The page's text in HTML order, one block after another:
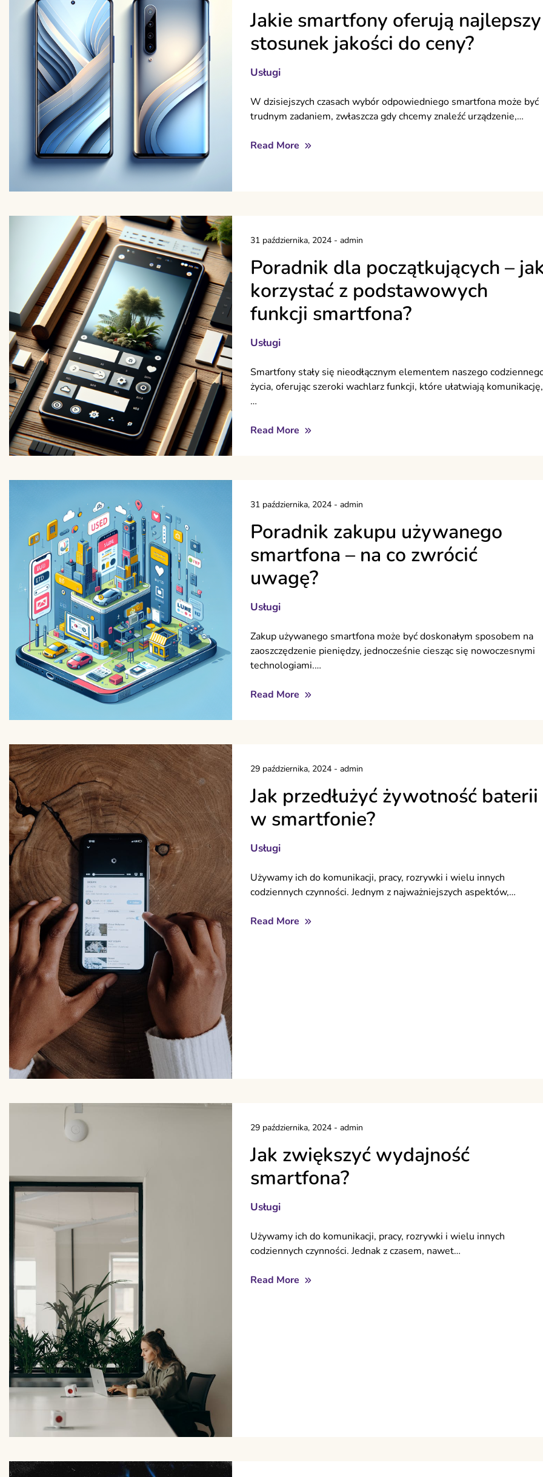
Jakie smartfony oferują najlepszy
stosunek jakości do ceny?
Usługi
W dzisiejszych czasach wybór odpowiedniego smartfona może być
trudnym zadaniem, zwłaszcza gdy chcemy znaleźć urządzenie,…
Read More
31 października, 2024- admin
Poradnik dla początkujących –
korzystać z podstawowych
funkcji smartfona?
Usługi
Smartfony stały się nieodłącznym elementem naszego
życia, oferując szeroki wachlarz funkcji, które ułatwiają komunikację,
…
Read More
31 października, 2024- admin
Poradnik zakupu używanego
smartfona – na co zwrócić
uwagę?
Usługi
Zakup używanego smartfona może być doskonałym sposobem na
zaoszczędzenie pieniędzy, jednocześnie ciesząc się nowoczesnymi
technologiami.…
Read More
29 października, 2024- admin
Jak przedłużyć żywotność baterii
w smartfonie?
Usługi
Używamy ich do komunikacji, pracy, rozrywki i wielu innych
codziennych czynności. Jednym z najważniejszych aspektów,…
Read More
29 października, 2024- admin
Jak zwiększyć wydajność
smartfona?
Usługi
Używamy ich do komunikacji, pracy, rozrywki i wielu innych
codziennych czynności. Jednak z czasem, nawet…
Read More